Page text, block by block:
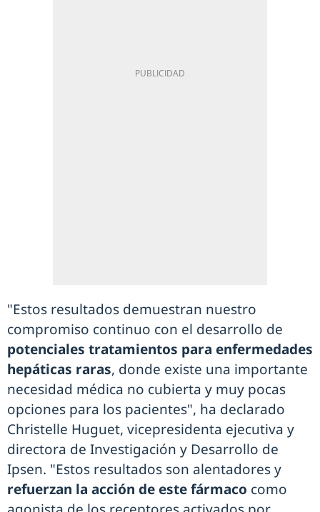
"Estos resultados demuestran nuestro
compromiso continuo con el desarrollo de
potenciales tratamientos para enfermedades
hepáticas raras, donde existe una importante
necesidad médica no cubierta y muy pocas
opciones para los pacientes", ha declarado
Christelle Huguet, vicepresidenta ejecutiva y
directora de Investigación y Desarrollo de
Ipsen. "Estos resultados son alentadores y
refuerzan la acción de este fármaco como